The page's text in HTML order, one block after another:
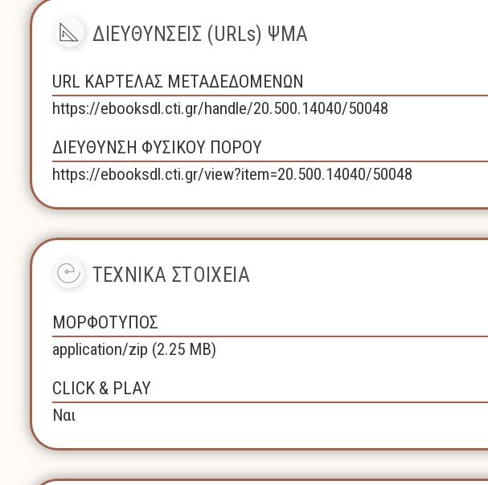
ΔΙΕΥΘΥΝΣΕΙΣ (URLs) ΨΜΑ
URL ΚΑΡΤΕΛΑΣ ΜΕΤΑΔΕΔΟΜΕΝΩΝ
https://ebooksdl.cti.gr/handle/20.500.14040/50048
ΔΙΕΥΘΥΝΣΗ ΦΥΣΙΚΟΥ ΠΟΡΟΥ
https://ebooksdl.cti.gr/view?item=20.500.14040/50048
ΤΕΧΝΙΚΑ ΣΤΟΙΧΕΙΑ
ΜΟΡΦΟΤΥΠΟΣ
application/zip (2.25 MB)
CLICK & PLAY
Ναι